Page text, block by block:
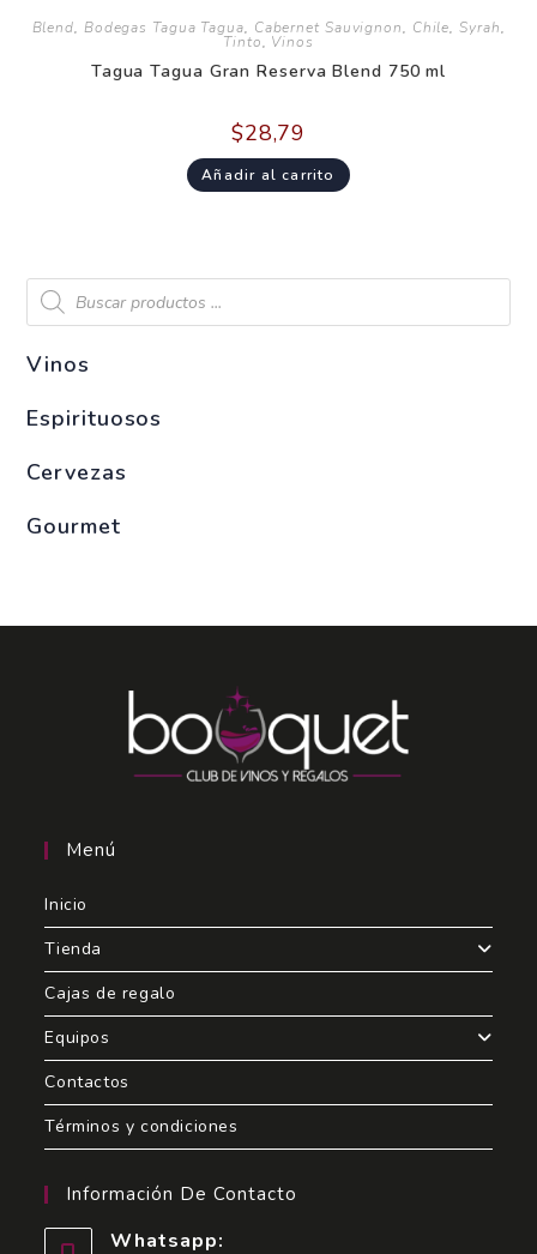
Blend, Bodegas Tagua Tagua, Cabernet Sauvignon, Chile,Syrah,
Tinto, Vinos
Tagua Tagua Gran Reserva Blend 750 ml
$28,79
Añadir al carrito
Vinos
Espirituosos
Cervezas
Gourmet
Menú
Inicio
Tienda
Cajas de regalo
Equipos
Contactos
Términos y condiciones
Información De Contacto
Whatsapp: